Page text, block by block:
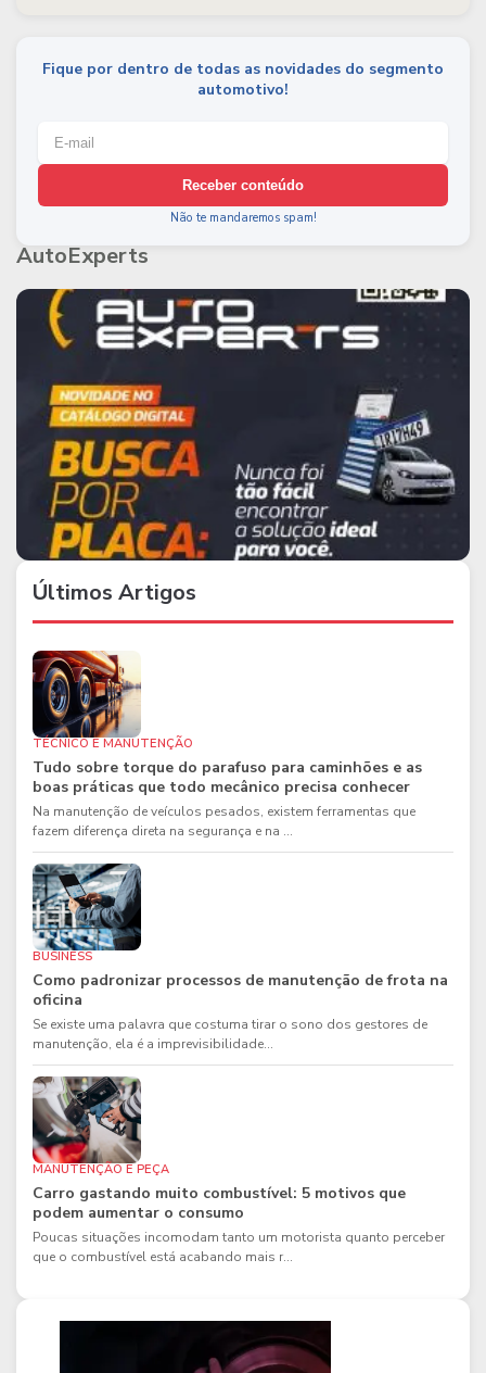
Fique por dentro de todas as novidades do segmento
automotivo!
Receber conteúdo
Não te mandaremos spam!
AutoExperts
Últimos Artigos
TÉCNICO E MANUTENÇÃO
Tudo sobre torque do parafuso para caminhões e as
boas práticas que todo mecânico precisa conhecer
Na manutenção de veículos pesados, existem ferramentas que
fazem diferença direta na segurança e na ...
BUSINESS
Como padronizar processos de manutenção de frota na
oficina
Se existe uma palavra que costuma tirar o sono dos gestores de
manutenção, ela é a imprevisibilidade...
MANUTENÇÃO E PEÇA
Carro gastando muito combustível: 5 motivos que
podem aumentar o consumo
Poucas situações incomodam tanto um motorista quanto perceber
que o combustível está acabando mais r...